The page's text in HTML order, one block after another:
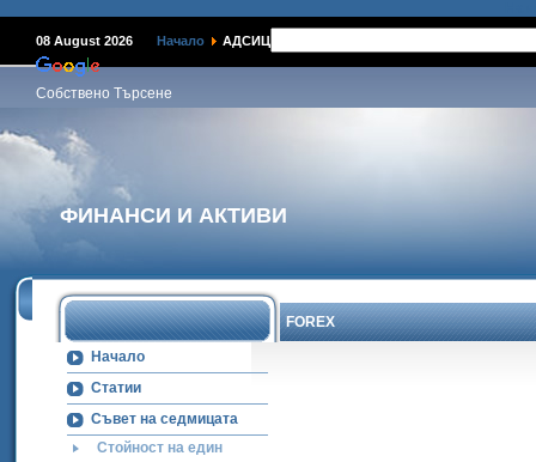
08 August 2026 Начало АДСИЦ
Собствено Търсене
ФИНАНСИ И АКТИВИ
Начало
Статии
Съвет на седмицата
Стойност на един
FOREX